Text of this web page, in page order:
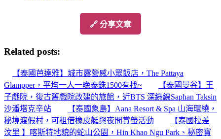
🔗 分享文章
Related posts:
【泰國芭達雅】城市露營感小眾飯店，The Pattaya
Glampper，平均一人一晚泰銖1500有找~
【泰國曼谷】王
子戲院，復古舊戲院改建的旅館，近BTS 深綠線Saphan Taksin
沙潘塔克辛站
【泰國象島】Aana Resort & Spa 山海環繞，
秘境渡假村，可租借橡皮艇與夜間賞螢活動
【泰國拉差
汶里 】喀斯特地貌的蛇山公園，Hin Khao Ngu Park、秘密寶